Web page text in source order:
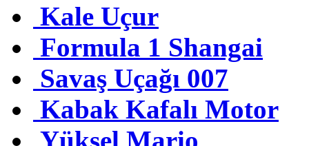
Kale Uçur
Formula 1 Shangai
Savaş Uçağı 007
Kabak Kafalı Motor
Yüksel Mario